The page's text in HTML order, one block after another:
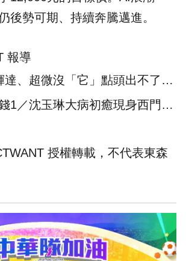
後勢可期、持續奔騰邁進。
報導
達、超微沒「它」點頭出不了
程師打響名號
1／沈玉琳大病初癒現身西門町
度違法抽加熱菸
授權轉載，不代表東森